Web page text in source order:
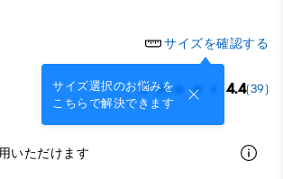
サイズを確認する
サイズ選択のお悩みを
こちらで解決できます
4.4(39)
いただけます